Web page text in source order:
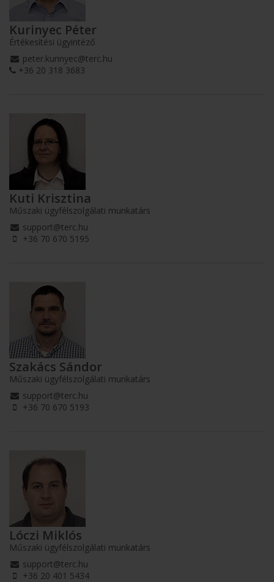
Kurinyec Péter
Értékesítési ügyintéző
peter.kurinyec@terc.hu
+36 20 318 3683
Kuti Krisztina
Műszaki ügyfélszolgálati munkatárs
support@terc.hu
+36 70 670 5195
Szakács Sándor
Műszaki ügyfélszolgálati munkatárs
support@terc.hu
+36 70 670 5193
Lóczi Miklós
Műszaki ügyfélszolgálati munkatárs
support@terc.hu
+36 20 401 5434